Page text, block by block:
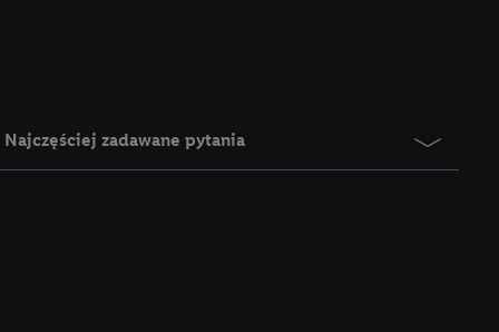
Najczęściej zadawane pytania
jednym z wyżej
możemy
rozpoznać
W tym celu
adres e-
adresu IP. Jeśli
użyciu adresu IP i
usług Lidl. W